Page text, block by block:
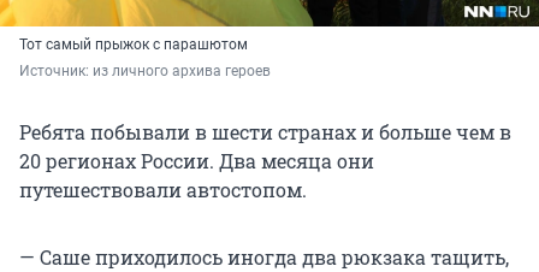
Тот самый прыжок с парашютом
Источник: из личного архива героев
Ребята побывали в шести странах и больше чем в
20 регионах России. Два месяца они
путешествовали автостопом.
— Саше приходилось иногда два рюкзака тащить,